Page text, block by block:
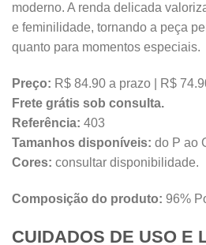
moderno. A renda delicada
e feminilidade, tornando a peça
quanto para momentos especiais.
Preço: R$ 84.90 a prazo | R$
Frete grátis sob consulta.
Referência: 403
Tamanhos disponíveis: do P ao
Cores: consultar disponibilidade.
Composição do produto: 96%
CUIDADOS DE USO E